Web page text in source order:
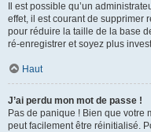
Il est possible qu’un
effet, il est courant de supprimer
pour réduire la taille de la base
ré-enregistrer et soyez plus
Haut
J’ai perdu mon mot de passe !
Pas de panique ! Bien que votre
peut facilement être réinitialisé.